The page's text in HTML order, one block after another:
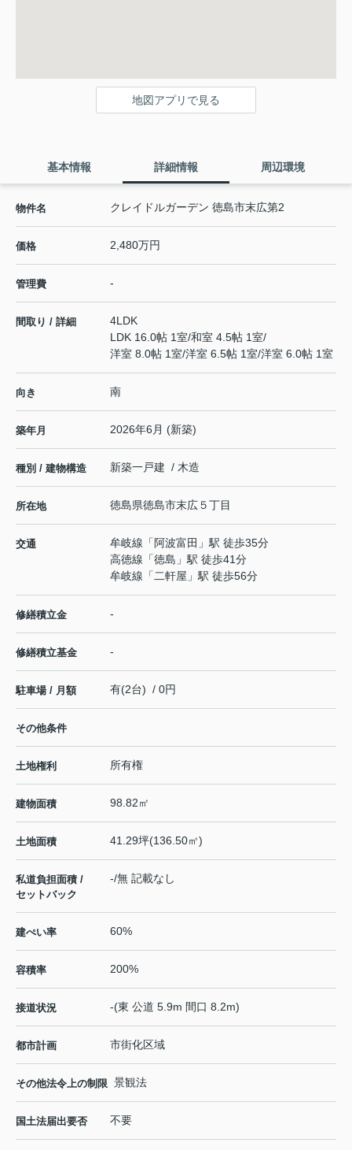
地図アプリで見る
基本情報 詳細情報 周辺環境
物件名 クレイドルガーデン 徳島市末広第2
価格 2,480万円
管理費 -
間取り / 詳細
4LDK
LDK 16.0帖 1室/和室 4.5帖 1室/
洋室 8.0帖 1室/洋室 6.5帖 1室/洋室 6.0帖 1室
向き 南
築年月 2026年6月 (新築)
種別 / 建物構造 新築一戸建 / 木造
所在地 徳島県徳島市末広５丁目
交通 牟岐線 「 阿波富田 」駅 徒歩35分
高徳線 「徳島 」駅 徒歩41分
牟岐線 「 二軒屋 」駅 徒歩56分
修繕積立金 -
修繕積立基金 -
駐車場 / 月額 有(2台) / 0円
その他条件
土地権利 所有権
建物面積 98.82㎡
土地面積 41.29坪(136.50㎡)
私道負担面積 /
セットバック
-/無 記載なし
建ぺい率 60%
容積率 200%
接道状況 -(東 公道 5.9m 間口 8.2m)
都市計画 市街化区域
その他法令上の制限 景観法
国土法届出要否 不要